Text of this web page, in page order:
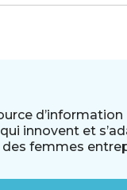
d’information
innovent et
des femmes